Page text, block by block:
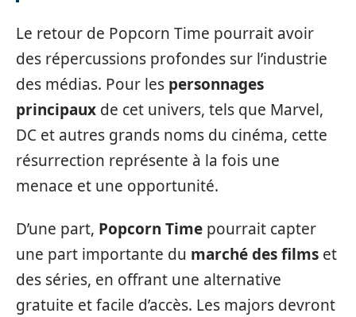
Le retour de Popcorn Time pourrait avoir
des répercussions profondes sur l’industrie
des médias. Pour les personnages
principaux de cet univers, tels que Marvel,
DC et autres grands noms du cinéma, cette
résurrection représente à la fois une
menace et une opportunité.
D’une part, Popcorn Time pourrait capter
une part importante du marché des films et
des séries, en offrant une alternative
gratuite et facile d’accès. Les majors devront